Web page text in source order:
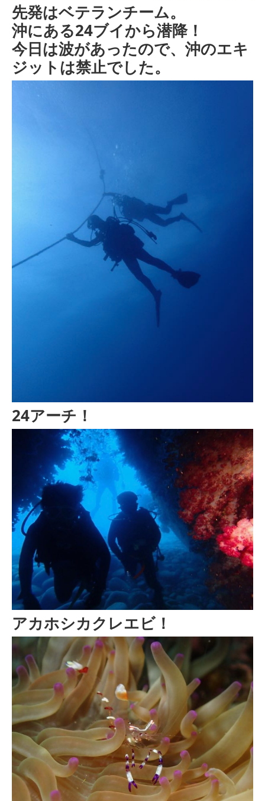
先発はベテランチーム。
沖にある24ブイから潜降！
今日は波があったので、沖のエキ
ジットは禁止でした。
24アーチ！
アカホシカクレエビ！